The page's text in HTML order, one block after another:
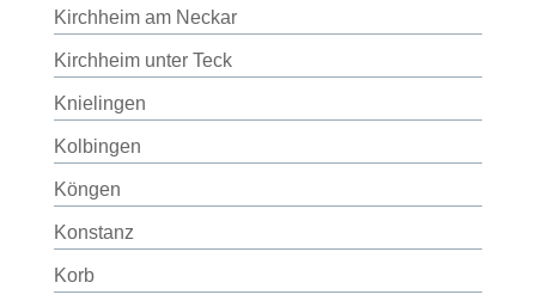
Kirchheim am Neckar
Kirchheim unter Teck
Knielingen
Kolbingen
Köngen
Konstanz
Korb